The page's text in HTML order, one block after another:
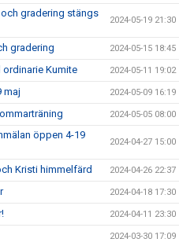
gradering stängs
2024-05-19 21:30
gradering 2024-05-15 18:45
Kumite 2024-05-11 19:02
maj 2024-05-09 16:19
2024-05-05 08:00
öppen 4-19
2024-04-27 15:00
Kristi himmelfärd 2024-04-26 22:37
2024-04-18 17:30
2024-04-11 23:30
2024-03-30 17:09